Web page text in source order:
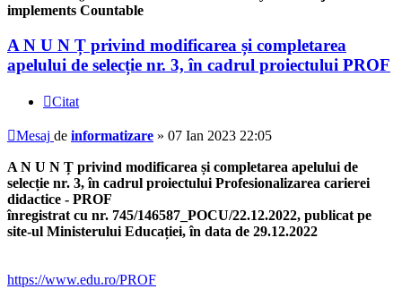
implements Countable
A N U N Ț privind modificarea și completarea
apelului de selecție nr. 3, în cadrul proiectului PROF
Citat
Mesaj de informatizare » 07 Ian 2023 22:05
A N U N Ț privind modificarea și completarea apelului de
selecție nr. 3, în cadrul proiectului Profesionalizarea carierei
didactice - PROF
înregistrat cu nr. 745/146587_POCU/22.12.2022, publicat pe
site-ul Ministerului Educației, în data de 29.12.2022
https://www.edu.ro/PROF